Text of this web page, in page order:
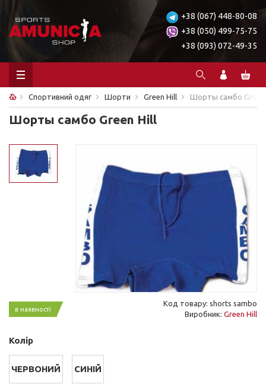
+38 (067) 448-80-08
+38 (050) 499-75-75
+38 (093) 072-49-35
Спортивний одяг Шорти Green Hill Шорты самбо Green
Шорты самбо Green Hill
в наявності
Код товару: shorts sambo
Виробник: Green Hill
Колір
ЧЕРВОНИЙ СИНІЙ